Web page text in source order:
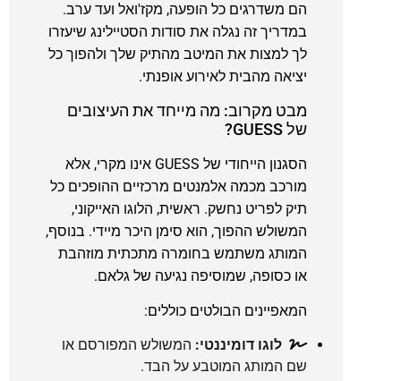
הם משדרגים כל הופעה, מקז'ואל ועד ערב.
במדריך זה נגלה את סודות הסטיילינג שיעזרו
לך למצות את המיטב מהתיק שלך ולהפוך כל
יציאה מהבית לאירוע אופנתי.
מבט מקרוב: מה מייחד את העיצובים
של GUESS?
הסגנון הייחודי של GUESS אינו מקרי, אלא
מורכב מכמה אלמנטים מרכזיים ההופכים כל
תיק לפריט נחשק. ראשית, הלוגו האייקוני,
המשולש ההפוך, הוא סימן היכר מיידי. בנוסף,
המותג משתמש בחומרה מתכתית מוזהבת
או כסופה, שמוסיפה נגיעה של גלאם.
המאפיינים הבולטים כוללים:
לוגו דומיננטי: המשולש המפורסם או
שם המותג המוטבע על הבד.